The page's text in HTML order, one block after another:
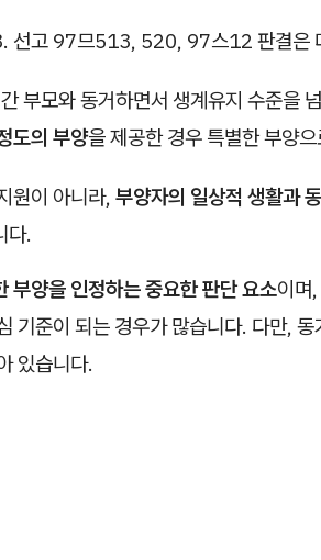
고 97므513, 520, 97스12 판결은
부모와 동거하면서 생계유지 수준을
도의 부양을 제공한 경우 특별한 부양
원이 아니라, 부양자의 일상적 생활과
다.
부양을 인정하는 중요한 판단 요소이며
기준이 되는 경우가 많습니다. 다만,
있습니다.